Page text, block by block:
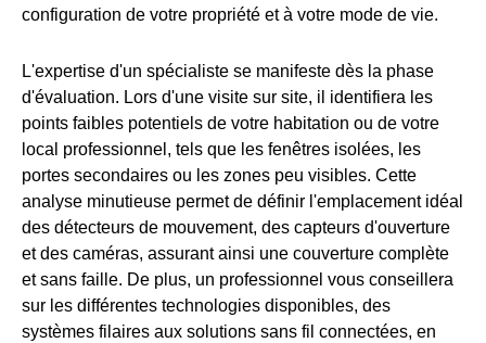
configuration de votre propriété et à votre mode de vie.
L'expertise d'un spécialiste se manifeste dès la phase
d'évaluation. Lors d'une visite sur site, il identifiera les
points faibles potentiels de votre habitation ou de votre
local professionnel, tels que les fenêtres isolées, les
portes secondaires ou les zones peu visibles. Cette
analyse minutieuse permet de définir l'emplacement idéal
des détecteurs de mouvement, des capteurs d'ouverture
et des caméras, assurant ainsi une couverture complète
et sans faille. De plus, un professionnel vous conseillera
sur les différentes technologies disponibles, des
systèmes filaires aux solutions sans fil connectées, en